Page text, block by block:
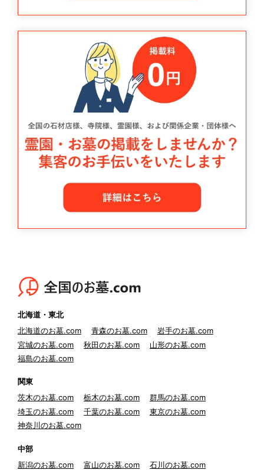
北海道・東北
北海道のお墓.com
青森のお墓.com
岩手のお墓.com
宮城のお墓.com
秋田のお墓.com
山形のお墓.com
福島のお墓.com
関東
茨木のお墓.com
栃木のお墓.com
群馬のお墓.com
埼玉のお墓.com
千葉のお墓.com
東京のお墓.com
神奈川のお墓.com
中部
新潟のお墓.com
富山のお墓.com
石川のお墓.com